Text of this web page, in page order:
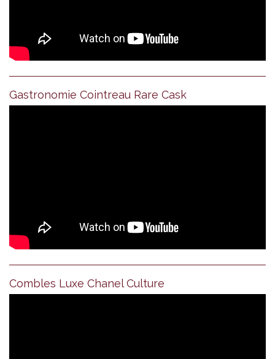
Gastronomie Cointreau Rare Cask
Combles Luxe Chanel Culture